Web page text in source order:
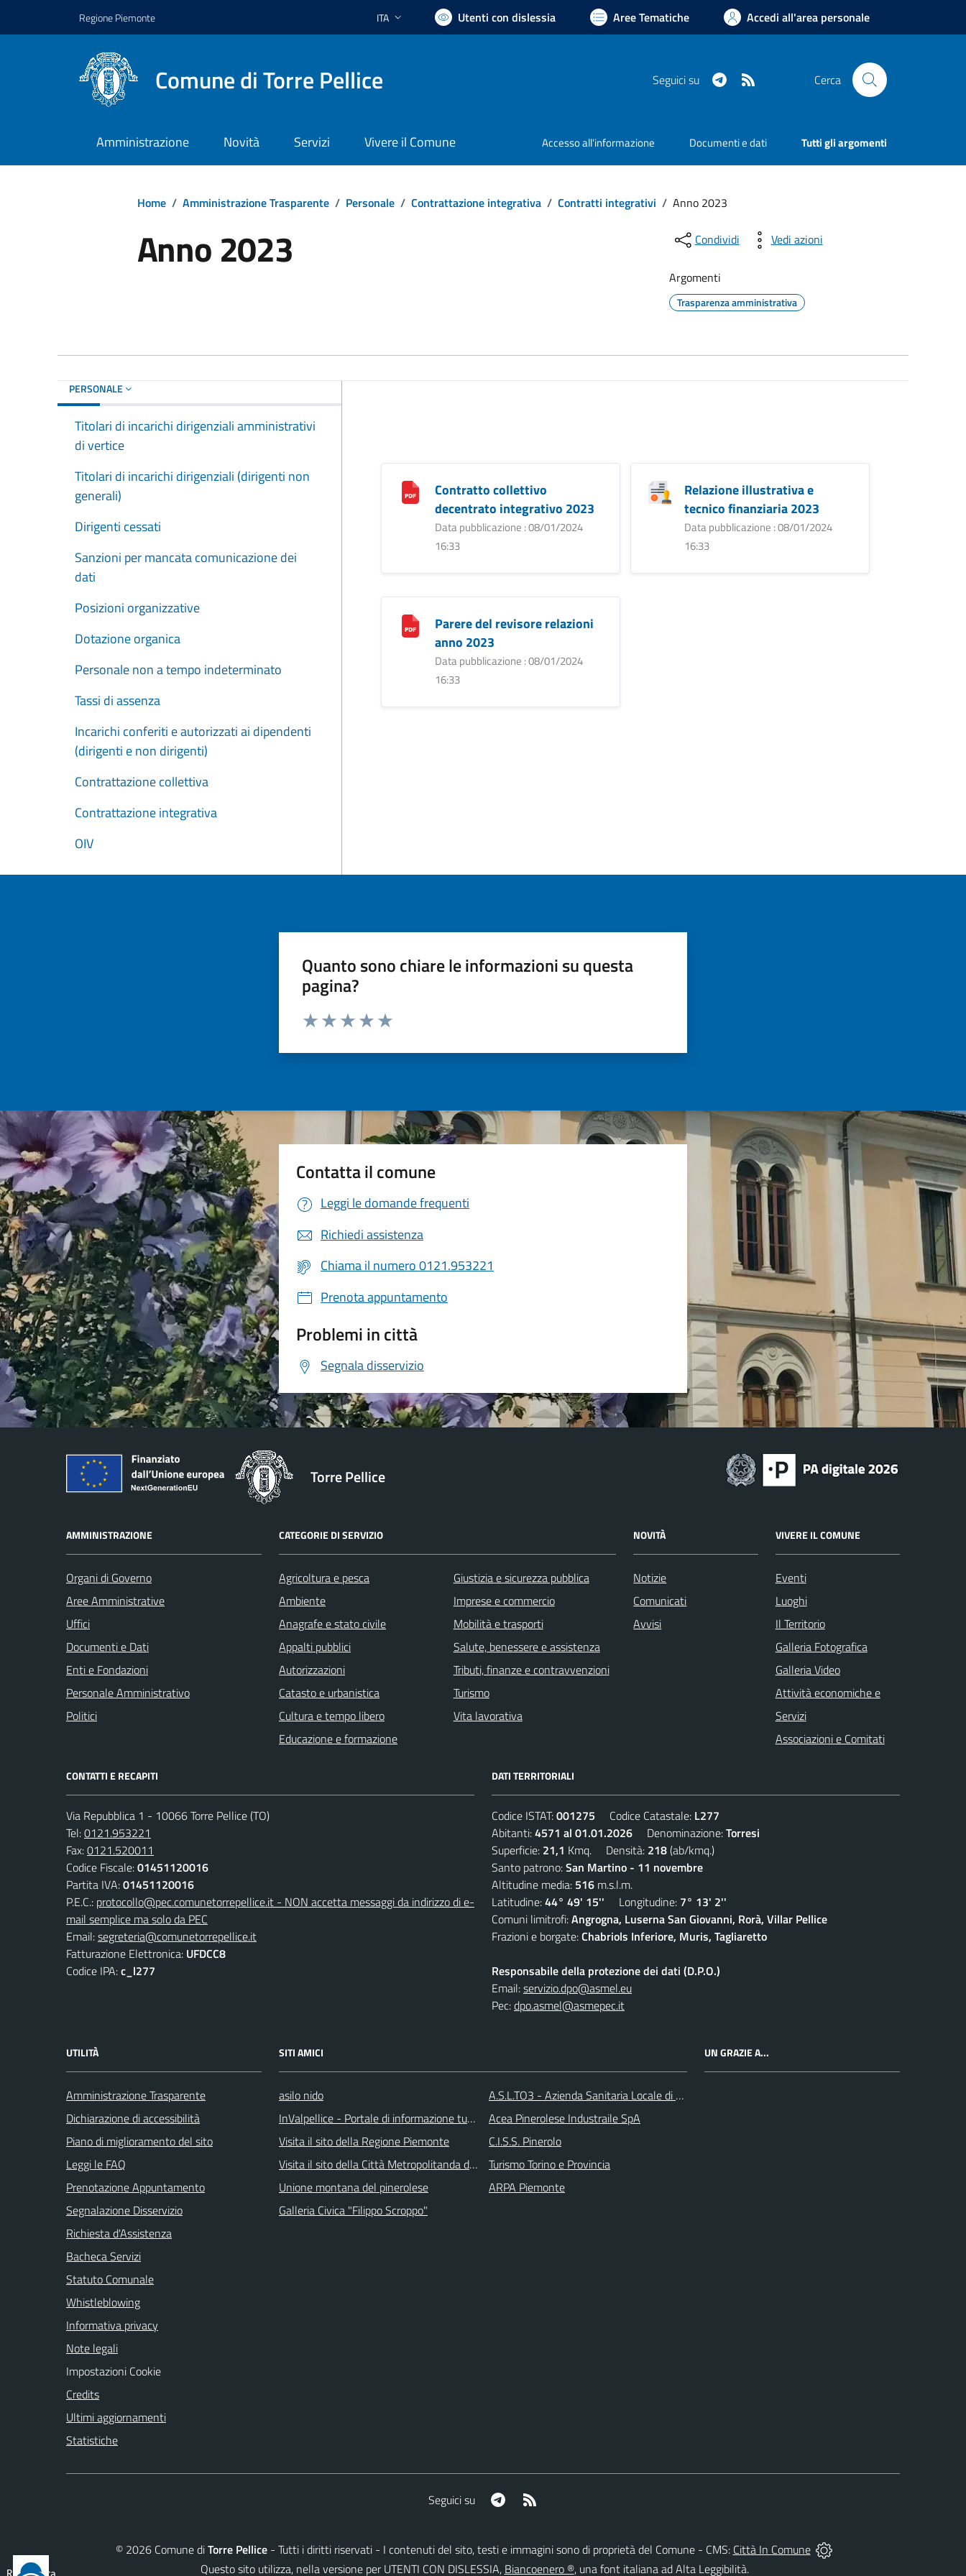
Regione Piemonte Lingua attiva:
ITA Utenti con dislessia Aree Tematiche Accedi all'area personale
Comune di Torre Pellice Seguici su Telegram Cerca
Amministrazione Novità Servizi Vivere il Comune Accesso all'informazione Documenti e dati Tutti gli argomenti
Home / Amministrazione Trasparente / Personale / Contrattazione integrativa / Contratti integrativi / Anno 2023
Anno 2023 Condividi Vedi azioni
Argomenti
Trasparenza amministrativa
PERSONALE
Titolari di incarichi dirigenziali amministrativi
di vertice
Titolari di incarichi dirigenziali (dirigenti non
generali)
Dirigenti cessati
Sanzioni per mancata comunicazione dei
dati
Posizioni organizzative
Dotazione organica
Personale non a tempo indeterminato
Tassi di assenza
Incarichi conferiti e autorizzati ai dipendenti
(dirigenti e non dirigenti)
Contrattazione collettiva
Contrattazione integrativa
OIV
Contratto collettivo
decentrato integrativo 2023
Data pubblicazione : 08/01/2024
16:33
Relazione illustrativa e
tecnico finanziaria 2023
Data pubblicazione : 08/01/2024
16:33
Parere del revisore relazioni
anno 2023
Data pubblicazione : 08/01/2024
16:33
Quanto sono chiare le informazioni su questa
pagina?
Valuta da 1 a 5 stelle la pagina
Contatta il comune
Leggi le domande frequenti
Richiedi assistenza
Chiama il numero 0121.953221
Prenota appuntamento
Problemi in città
Segnala disservizio
Torre Pellice
AMMINISTRAZIONE
Organi di Governo
Aree Amministrative
Uffici
Documenti e Dati
Enti e Fondazioni
Personale Amministrativo
Politici
CATEGORIE DI SERVIZIO
Agricoltura e pesca
Ambiente
Anagrafe e stato civile
Appalti pubblici
Autorizzazioni
Catasto e urbanistica
Cultura e tempo libero
Educazione e formazione
Giustizia e sicurezza pubblica
Imprese e commercio
Mobilità e trasporti
Salute, benessere e assistenza
Tributi, finanze e contravvenzioni
Turismo
Vita lavorativa
NOVITÀ
Notizie
Comunicati
Avvisi
VIVERE IL COMUNE
Eventi
Luoghi
Il Territorio
Galleria Fotografica
Galleria Video
Attività economiche e
Servizi
Associazioni e Comitati
CONTATTI E RECAPITI
Via Repubblica 1 - 10066 Torre Pellice (TO)
Tel:0121.953221
Fax:0121.520011
Codice Fiscale:01451120016
Partita IVA:01451120016
P.E.C.: protocollo@pec.comunetorrepellice.it - NON accetta messaggi da indirizzo di e-
mail semplice ma solo da PEC
Email:segreteria@comunetorrepellice.it
Fatturazione Elettronica: UFDCC8
Codice IPA:c_l277
DATI TERRITORIALI
Codice ISTAT:001275 Codice Catastale: L277
Abitanti:4571 al 01.01.2026 Denominazione:Torresi
Superficie: 21,1 Kmq. Densità: 218(ab/kmq.)
Santo patrono:San Martino - 11 novembre
Altitudine media: 516 m.s.l.m.
Latitudine:44° 49' 15'' Longitudine: 7° 13' 2''
Comuni limitrofi:Angrogna, Luserna San Giovanni, Rorà, Villar Pellice
Frazioni e borgate:Chabriols Inferiore, Muris, Tagliaretto
Responsabile della protezione dei dati (D.P.O.)
Email:servizio.dpo@asmel.eu
Pec:dpo.asmel@asmepec.it
UTILITÀ
Amministrazione Trasparente
Dichiarazione di accessibilità
Piano di miglioramento del sito
Leggi le FAQ
Prenotazione Appuntamento
Segnalazione Disservizio
Richiesta d'Assistenza
Bacheca Servizi
Statuto Comunale
Whistleblowing
Informativa privacy
Note legali
Impostazioni Cookie
Credits
Ultimi aggiornamenti
Statistiche
SITI AMICI
asilo nido
InValpellice - Portale di informazione turstica
Visita il sito della Regione Piemonte
Visita il sito della Città Metropolitanda di Torino
Unione montana del pinerolese
Galleria Civica "Filippo Scroppo"
A.S.L.TO3 - Azienda Sanitaria Locale di Collegno e Pinerolo
Acea Pinerolese Industraile SpA
C.I.S.S. Pinerolo
Turismo Torino e Provincia
ARPA Piemonte
UN GRAZIE A...
Seguici su Telegram
© 2026Comune diTorre Pellice- Tutti i diritti riservati - I contenuti del sito, testi e immagini sono di proprietà del Comune - CMS: Città In Comune
Questo sito utilizza, nella versione per UTENTI CON DISLESSIA, Biancoenero ®, una font italiana ad Alta Leggibilità.